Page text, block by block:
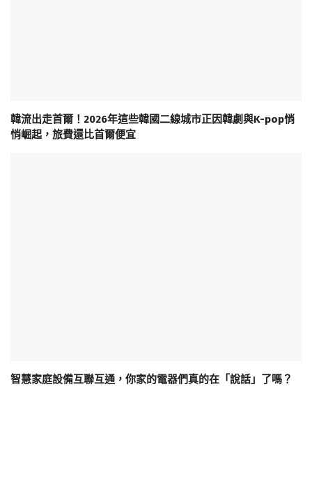
韓流出走首爾！2026年這些韓國二線城市正因韓劇與K-pop悄
悄崛起，旅費還比首爾便宜
智慧家庭設備互聯互通，你家的電器們真的在「說話」了嗎？